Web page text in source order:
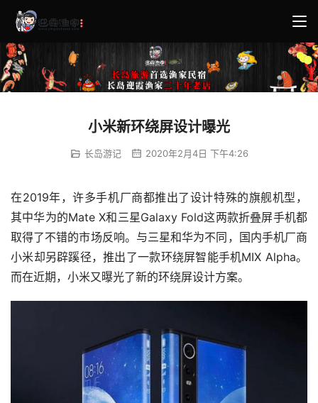
小米新环绕屏设计曝光
长岛游记 2020年2月4日 下午4:26
在2019年，许多手机厂商都推出了设计特殊的旗舰机型，
其中华为的Mate X和三星Galaxy Fold这两款折叠屏手机都
取得了不错的市场反响。与三星和华为不同，国内手机厂商
小米却另辟蹊径，推出了一款环绕屏智能手机MIX Alpha。
而在近期，小米又曝光了新的环绕屏设计方案。